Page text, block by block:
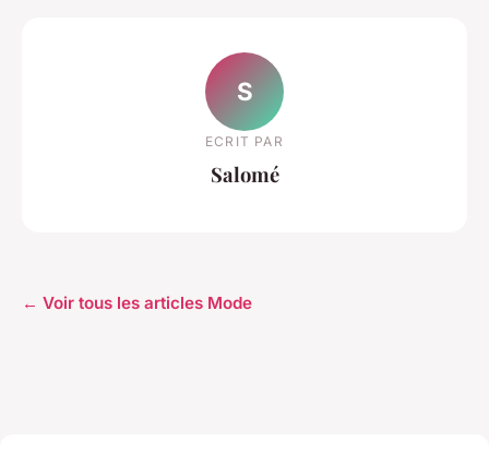
S
ECRIT PAR
Salomé
← Voir tous les articles Mode